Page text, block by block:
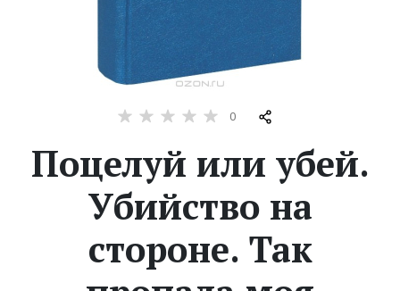
Коллекции
0
Поцелуй или убей.
Убийство на
стороне. Так